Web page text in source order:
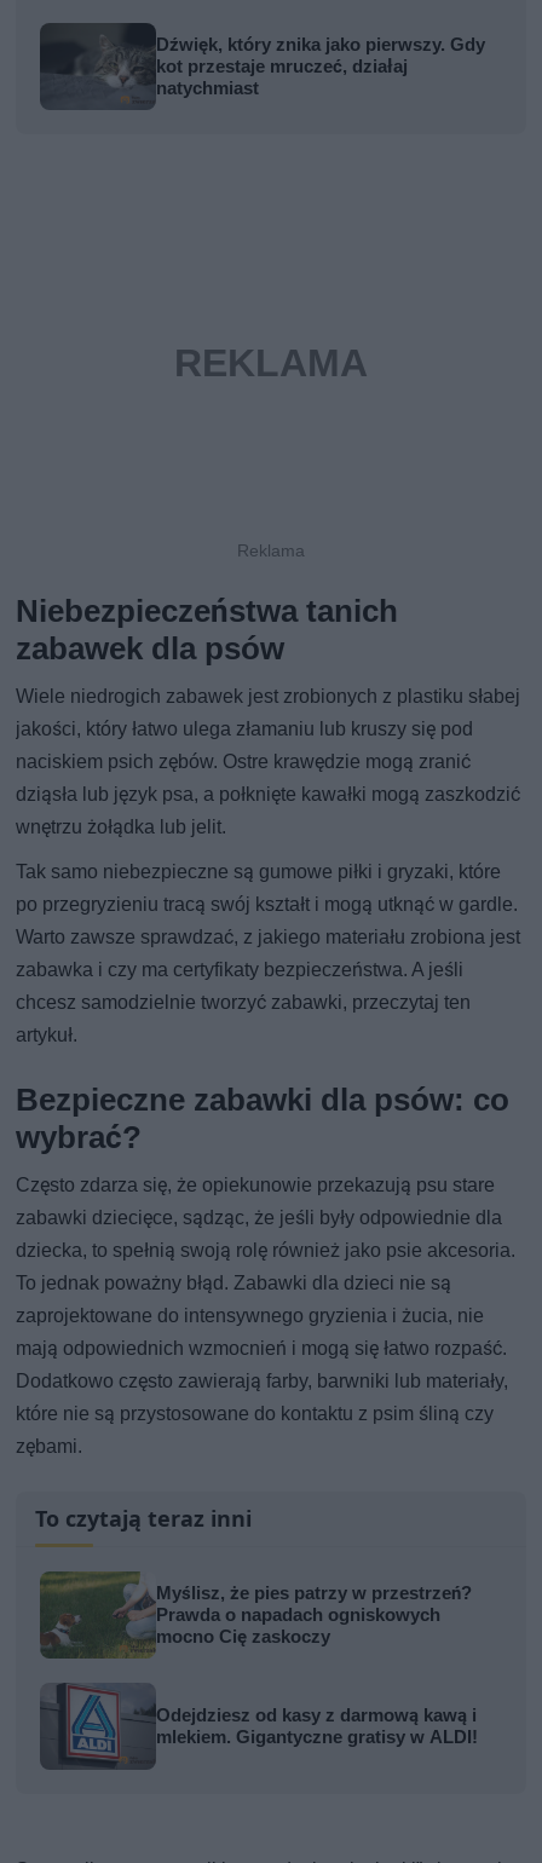
Dźwięk, który znika jako pierwszy. Gdy
kot przestaje mruczeć, działaj
natychmiast
Niebezpieczeństwa tanich
zabawek dla psów
Wiele niedrogich zabawek jest zrobionych z plastiku słabej
jakości, który łatwo ulega złamaniu lub kruszy się pod
naciskiem psich zębów. Ostre krawędzie mogą zranić
dziąsła lub język psa, a połknięte kawałki mogą zaszkodzić
wnętrzu żołądka lub jelit.
Tak samo niebezpieczne są gumowe piłki i gryzaki, które
po przegryzieniu tracą swój kształt i mogą utknąć w gardle.
Warto zawsze sprawdzać, z jakiego materiału zrobiona jest
zabawka i czy ma certyfikaty bezpieczeństwa. A jeśli
chcesz samodzielnie tworzyć zabawki, przeczytaj ten
artykuł.
Bezpieczne zabawki dla psów: co
wybrać?
Często zdarza się, że opiekunowie przekazują psu stare
zabawki dziecięce, sądząc, że jeśli były odpowiednie dla
dziecka, to spełnią swoją rolę również jako psie akcesoria.
To jednak poważny błąd. Zabawki dla dzieci nie są
zaprojektowane do intensywnego gryzienia i żucia, nie
mają odpowiednich wzmocnień i mogą się łatwo rozpaść.
Dodatkowo często zawierają farby, barwniki lub materiały,
które nie są przystosowane do kontaktu z psim śliną czy
zębami.
To czytają teraz inni
Myślisz, że pies patrzy w przestrzeń?
Prawda o napadach ogniskowych
mocno Cię zaskoczy
Odejdziesz od kasy z darmową kawą i
mlekiem. Gigantyczne gratisy w ALDI!